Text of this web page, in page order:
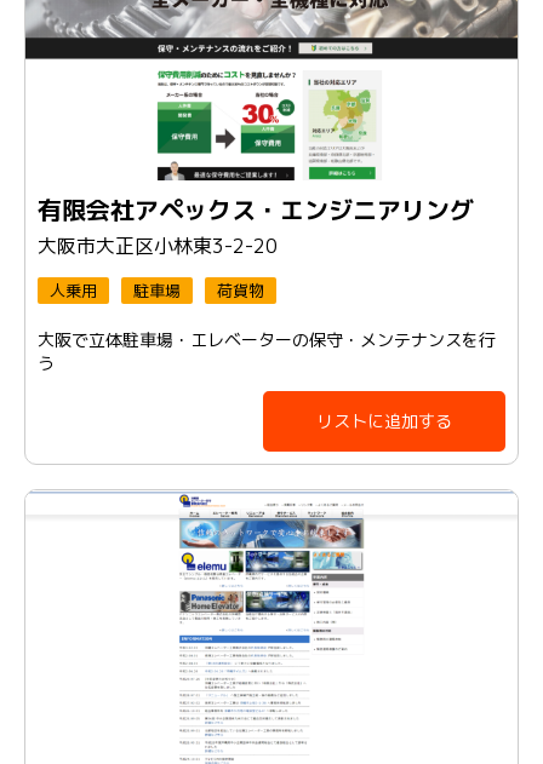
有限会社アペックス・エンジニアリング
大阪市大正区小林東3-2-20
人乗用 駐車場 荷貨物
大阪で立体駐車場・エレベーターの保守・メンテナンスを行
う
リストに追加する